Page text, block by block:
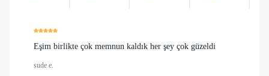
Eşim birlikte çok memnun kaldık her şey çok güzeldi
sude e.